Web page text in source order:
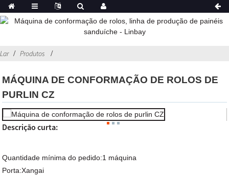
Lar Produtos
MÁQUINA DE CONFORMAÇÃO DE ROLOS DE
PURLIN CZ
Descrição curta:
Quantidade mínima do pedido:1 máquina
Porta:Xangai